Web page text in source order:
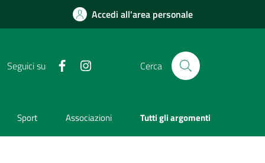
Accedi all'area personale
Seguici su Facebook Cerca
Sport Associazioni Tutti gli argomenti